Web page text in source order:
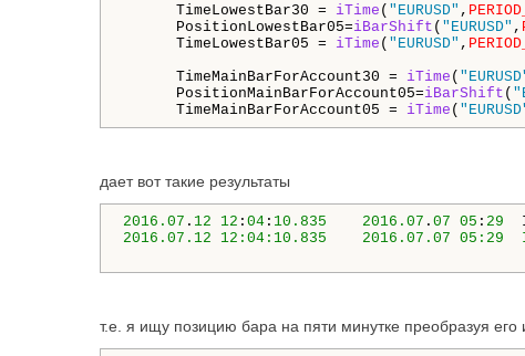
TimeLowestBar30 = iTime ( "EURUSD" ,
PositionLowestBar05=iBarShift ( "EURUSD" ,
TimeLowestBar05 = iTime ( "EURUSD" ,
TimeMainBarForAccount30 = iTime (
PositionMainBarForAccount05=iBarShift (
TimeMainBarForAccount05 = iTime (
дает вот такие результаты
2016.07 . 12 12 : 04 : 10.835 2016.07 . 07 05 : 29
2016.07.12 12:04:10.835	   2016.07.07 05:29  Indicator15 EURUSD,M30:  PositionMainBarForAccount30=1 PositionMainBarForAccount05=11  TimeMainBarForAccount30=2016.07.07 04:30:00  TimeMainBarForAccount05=2016.07.06 23:30:00
т.е. я ищу позицию бара на пяти минутке преобразуя